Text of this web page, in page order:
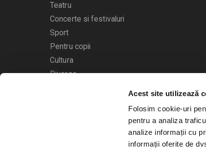
Acest site utilizează
Folosim cookie-uri
pentru a analiza
analize informații cu
informații oferite de
Teatru
Concerte si festivaluri
Sport
Pentru copii
Cultura
Diverse
Calendarul evenimentelor